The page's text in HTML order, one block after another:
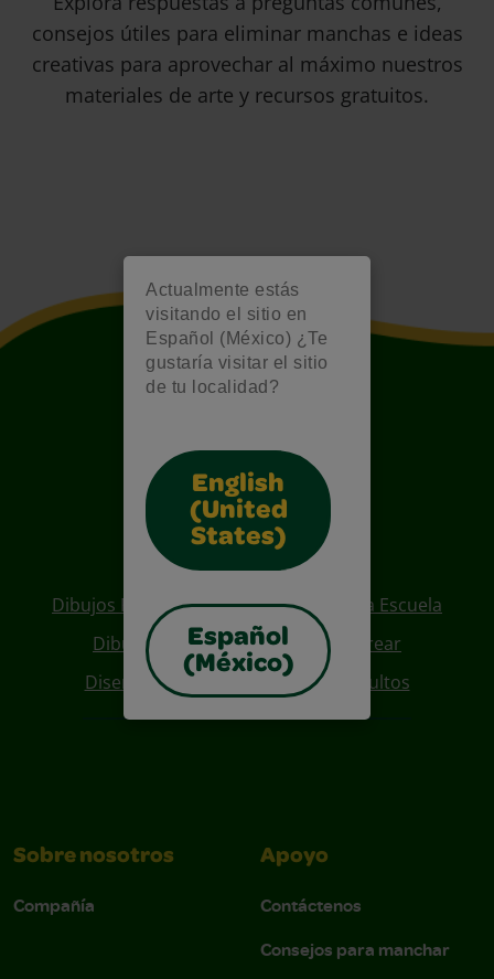
Actualmente estás
visitando el sitio en
Español (México) ¿Te
gustaría visitar el sitio
de tu localidad?
English
(United
States)
Español
(México)
consejos útiles para eliminar manchas e ideas
creativas para aprovechar al máximo nuestros
materiales de arte y recursos gratuitos.
Also of Interest
Dibujos Para Colorear De Regreso A La Escuela
Dibujos De Personajes Para Colorear
Diseños Para Coloreables Para Adultos
Sobre nosotros
Compañía
Apoyo
Contáctenos
Consejos para manchar